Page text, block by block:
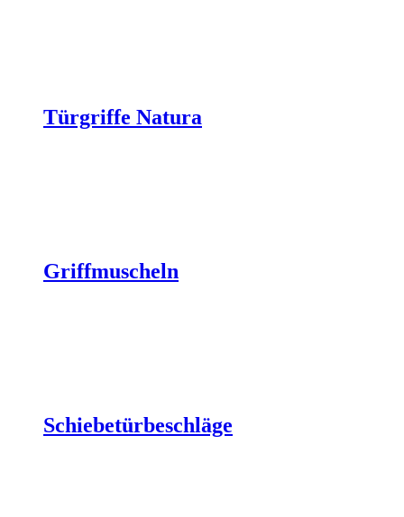
Türgriffe Natura
Griffmuscheln
Schiebetürbeschläge